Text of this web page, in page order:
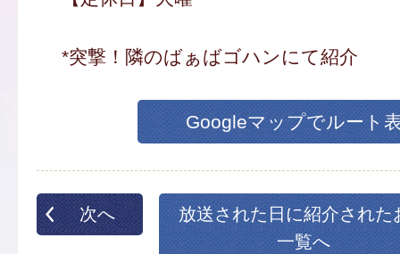
*突撃！隣のばぁばゴハンにて紹介
Googleマップでルート
次へ
放送された日に紹介された
一覧へ